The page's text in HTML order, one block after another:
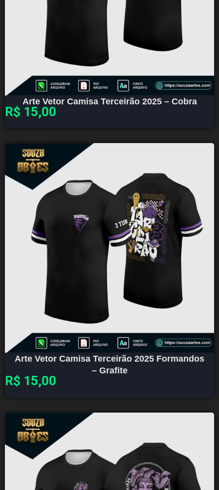
Arte Vetor Camisa Terceirão 2025 – Cobra
R$ 15,00
Arte Vetor Camisa Terceirão 2025 Formandos
– Grafite
R$ 15,00